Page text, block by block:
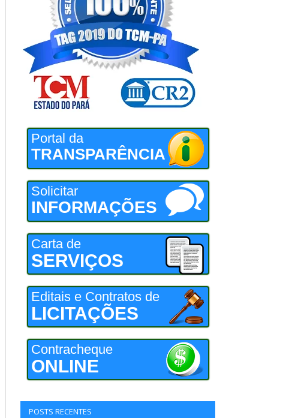
Portal da
TRANSPARÊNCIA
Solicitar
INFORMAÇÕES
Carta de
SERVIÇOS
Editais e Contratos de
LICITAÇÕES
Contracheque
ONLINE
POSTS RECENTES